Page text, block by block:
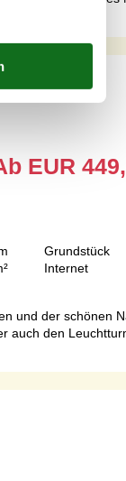
EUR
Grundstück
Internet
und der schönen
auch den